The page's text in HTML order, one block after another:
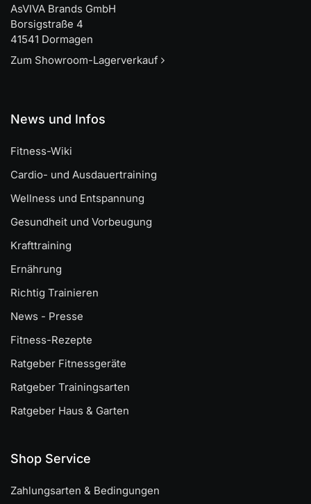
AsVIVA Brands GmbH
Borsigstraße 4
41541 Dormagen
Zum Showroom-Lagerverkauf
News und Infos
Fitness-Wiki
Cardio- und Ausdauertraining
Wellness und Entspannung
Gesundheit und Vorbeugung
Krafttraining
Ernährung
Richtig Trainieren
News - Presse
Fitness-Rezepte
Ratgeber Fitnessgeräte
Ratgeber Trainingsarten
Ratgeber Haus & Garten
Shop Service
Zahlungsarten & Bedingungen